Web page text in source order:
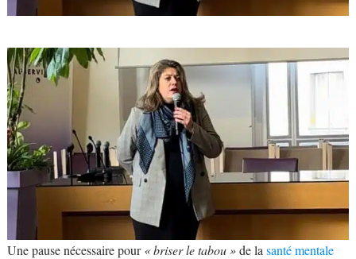
Une pause nécessaire pour« briser le tabou »de la santé mentale